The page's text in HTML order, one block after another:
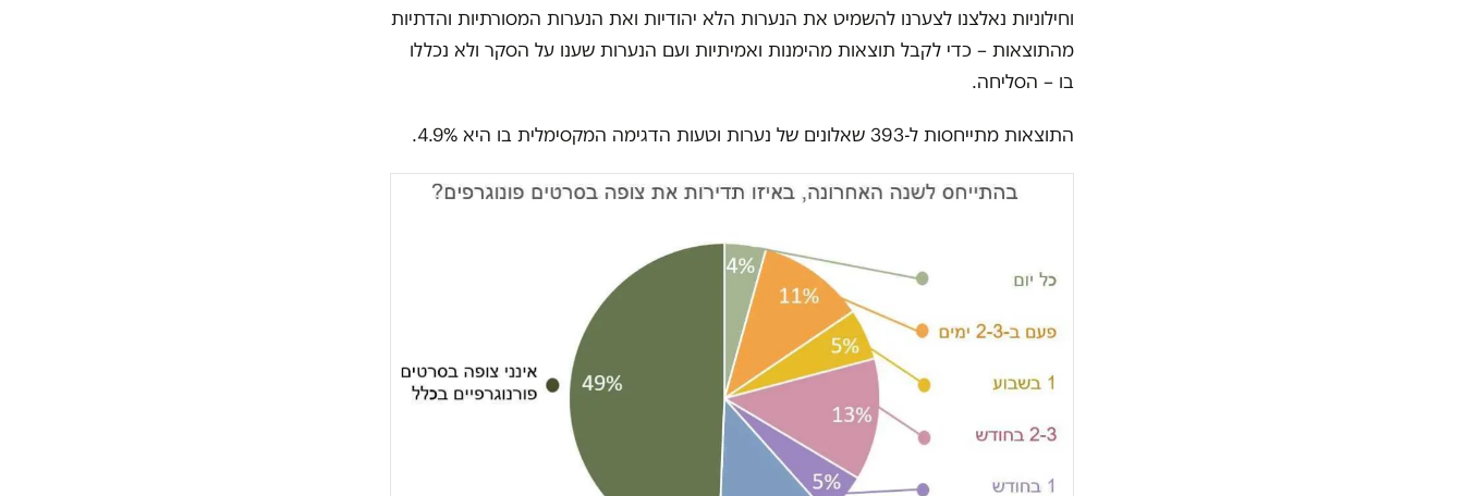
וחילוניות נאלצנו לצערנו להשמיט את הנערות הלא יהודיות ואת הנערות המסורתיות והדתיות
מהתוצאות – כדי לקבל תוצאות מהימנות ואמיתיות ועם הנערות שענו על הסקר ולא נכללו
בו – הסליחה.
התוצאות מתייחסות ל-393 שאלונים של נערות וטעות הדגימה המקסימלית בו היא 4.9%.